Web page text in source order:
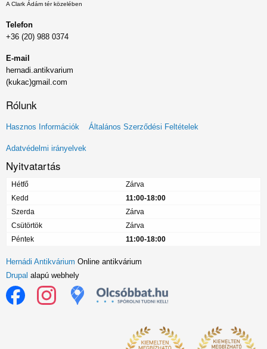
A Clark Ádám tér közelében
Telefon
+36 (20) 988 0374
E-mail
hernadi.antikvarium
(kukac)gmail.com
Rólunk
Lábléc
menü
Hasznos Információk Általános Szerződési Feltételek
Adatvédelmi irányelvek
Nyitvatartás
Hétfő
Zárva
Kedd
11:00-18:00
Szerda
Zárva
Csütörtök
Zárva
Péntek
11:00-18:00
Hernádi Antikvárium Online antikvárium
Drupal alapú webhely